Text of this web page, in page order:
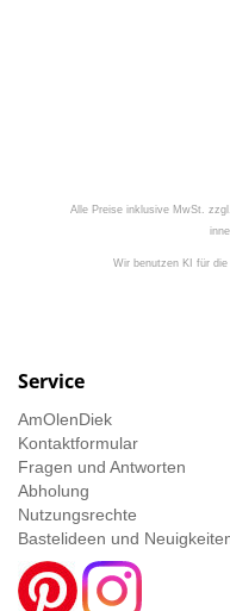
Alle Preise inklusive MwSt.
Wir benutzen KI für die
Service
AmOlenDiek
Kontaktformular
Fragen und Antworten
Abholung
Nutzungsrechte
Bastelideen und